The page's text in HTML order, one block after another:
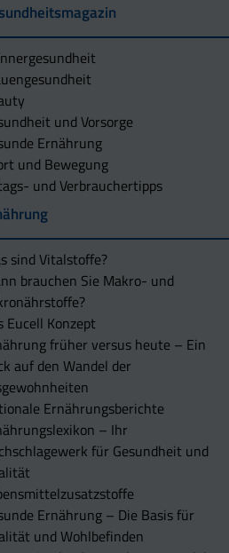
und Vorsorge
Ernährung
und Bewegung
und Verbrauchertipps
sind Vitalstoffe?
brauchen Sie Makro- und
Eucell Konzept
früher versus heute – Ein
auf den Wandel der
Ernährungsberichte
– Ihr
für Gesundheit und
Ernährung – Die Basis für
und Wohlbefinden